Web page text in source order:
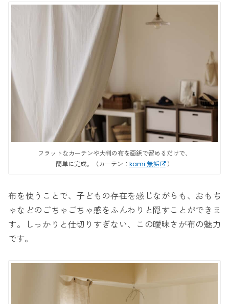
フラットなカーテンや大判の布を画鋲で留めるだけで、
簡単に完成。（カーテン： kami 無垢 ）
布を使うことで、子どもの存在を感じながらも、おもち
ゃなどのごちゃごちゃ感をふんわりと隠すことができま
す。しっかりと仕切りすぎない、この曖昧さが布の魅力
です。